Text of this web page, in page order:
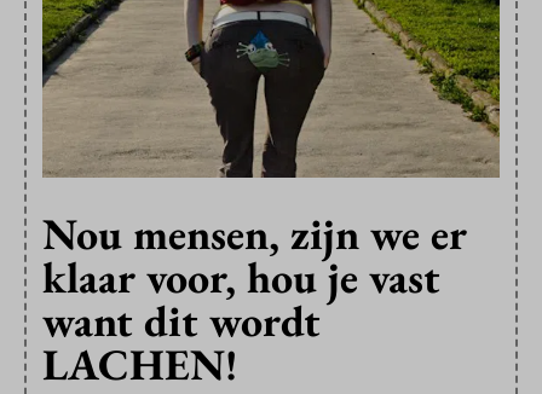
Nou mensen, zijn we er
klaar voor, hou je vast
want dit wordt
LACHEN!